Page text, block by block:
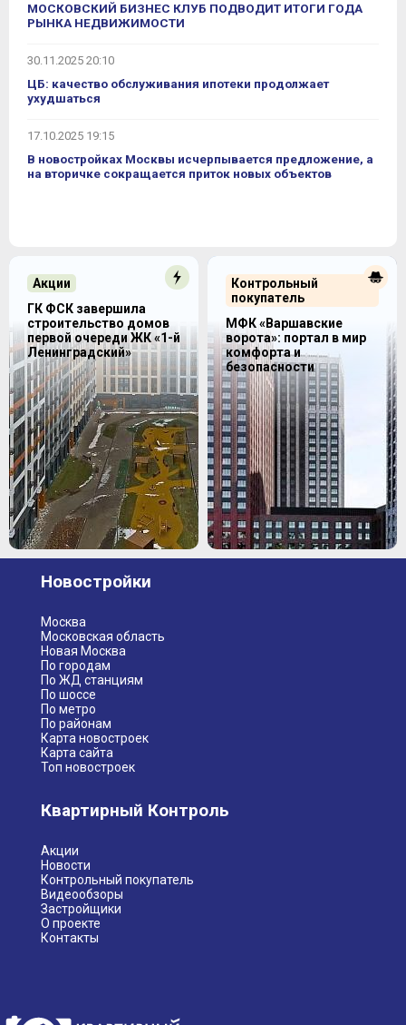
МОСКОВСКИЙ БИЗНЕС КЛУБ ПОДВОДИТ ИТОГИ ГОДА
РЫНКА НЕДВИЖИМОСТИ
30.11.2025 20:10
ЦБ: качество обслуживания ипотеки продолжает
ухудшаться
17.10.2025 19:15
В новостройках Москвы исчерпывается предложение, а
на вторичке сокращается приток новых объектов
Контрольный
покупатель
МФК «Варшавские
ворота»: портал в мир
комфорта и
безопасности
Акции
ГК ФСК завершила
строительство домов
первой очереди ЖК «1-й
Ленинградский»
Новостройки
Москва
Московская область
Новая Москва
По городам
По ЖД станциям
По шоссе
По метро
По районам
Карта новостроек
Карта сайта
Топ новостроек
Квартирный Контроль
Акции
Новости
Контрольный покупатель
Видеообзоры
Застройщики
О проекте
Контакты